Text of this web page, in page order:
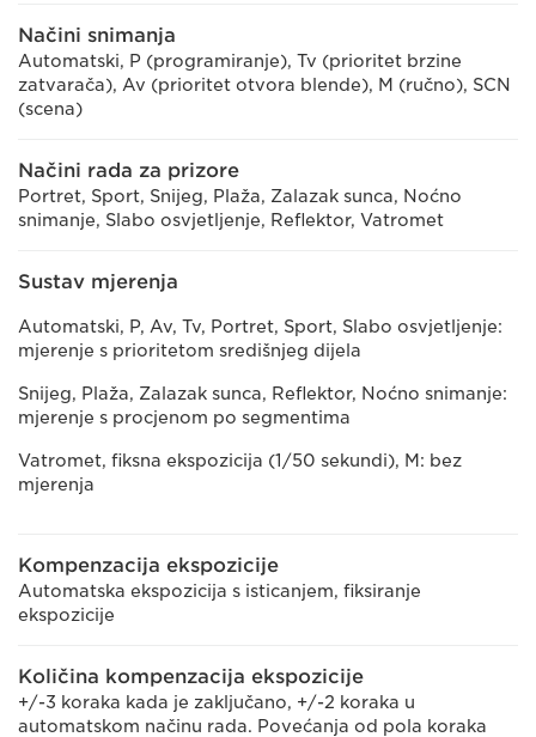
Načini snimanja
Automatski, P (programiranje), Tv (prioritet brzine
zatvarača), Av (prioritet otvora blende), M (ručno), SCN
(scena)
Načini rada za prizore
Portret, Sport, Snijeg, Plaža, Zalazak sunca, Noćno
snimanje, Slabo osvjetljenje, Reflektor, Vatromet
Sustav mjerenja
Automatski, P, Av, Tv, Portret, Sport, Slabo osvjetljenje:
mjerenje s prioritetom središnjeg dijela
Snijeg, Plaža, Zalazak sunca, Reflektor, Noćno snimanje:
mjerenje s procjenom po segmentima
Vatromet, fiksna ekspozicija (1/50 sekundi), M: bez
mjerenja
Kompenzacija ekspozicije
Automatska ekspozicija s isticanjem, fiksiranje
ekspozicije
Količina kompenzacija ekspozicije
+/-3 koraka kada je zaključano, +/-2 koraka u
automatskom načinu rada. Povećanja od pola koraka